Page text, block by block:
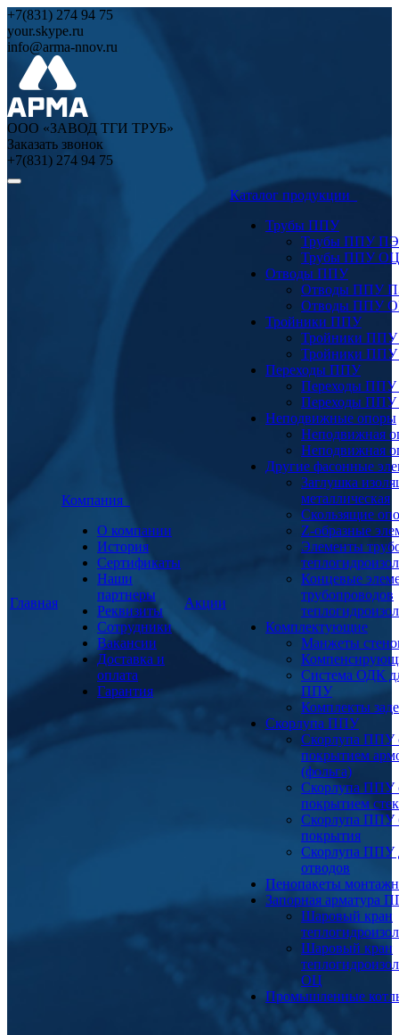
+7(831) 274 94 75
your.skype.ru
info@arma-nnov.ru
ООО «ЗАВОД ТГИ ТРУБ»
Заказать звонок
+7(831) 274 94 75
Главная
Компания
О компании
История
Сертификаты
Наши
партнеры
Реквизиты
Сотрудники
Вакансии
Доставка и
оплата
Гарантия
Акции
Каталог продукции
Трубы ППУ
Трубы ППУ ПЭ
Трубы ППУ ОЦ
Отводы ППУ
Отводы ППУ
Отводы ППУ
Тройники ППУ
Тройники
Тройники
Переходы ППУ
Переходы
Переходы
Неподвижные опоры
Неподвижная
Неподвижная
Другие фасонные
Заглушка
металлическая
Скользящие
Z-образные
Элементы
Концевые
трубопроводов
Комплектующие
Манжеты
Система ОДК
ППУ
Комплекты
Скорлупа ППУ
Скорлупа ППУ
покрытием
(фольга)
Скорлупа ППУ
покрытием
Скорлупа ППУ
покрытия
Скорлупа ППУ
отводов
Пенопакеты
Запорная арматура
Шаровый кран
Шаровый кран
ОЦ
Промышленные